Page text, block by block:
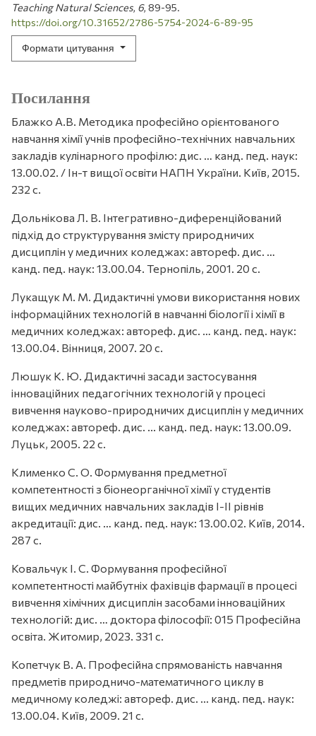
Teaching Natural Sciences, 6, 89-95.
https://doi.org/10.31652/2786-5754-2024-6-89-95
Формати цитування
Посилання
Блажко А.В. Методика професійно орієнтованого
навчання хімії учнів професійно-технічних навчальних
закладів кулінарного профілю: дис. … канд. пед. наук:
13.00.02. / Ін-т вищої освіти НАПН України. Київ, 2015.
232 с.
Дольнікова Л. В. Інтегративно-диференційований
підхід до структурування змісту природничих
дисциплін у медичних коледжах: автореф. дис. …
канд. пед. наук: 13.00.04. Тернопіль, 2001. 20 с.
Лукащук М. М. Дидактичні умови використання нових
інформаційних технологій в навчанні біології і хімії в
медичних коледжах: автореф. дис. … канд. пед. наук:
13.00.04. Вінниця, 2007. 20 с.
Люшук К. Ю. Дидактичні засади застосування
інноваційних педагогічних технологій у процесі
вивчення науково-природничих дисциплін у медичних
коледжах: автореф. дис. ... канд. пед. наук: 13.00.09.
Луцьк, 2005. 22 с.
Клименко С. О. Формування предметної
компетентності з біонеорганічної хімії у студентів
вищих медичних навчальних закладів І-ІІ рівнів
акредитації: дис. … канд. пед. наук: 13.00.02. Київ, 2014.
287 с.
Ковальчук І. С. Формування професійної
компетентності майбутніх фахівців фармації в процесі
вивчення хімічних дисциплін засобами інноваційних
технологій: дис. … доктора філософії: 015 Професійна
освіта. Житомир, 2023. 331 с.
Копетчук В. А. Професійна спрямованість навчання
предметів природничо-математичного циклу в
медичному коледжі: автореф. дис. ... канд. пед. наук:
13.00.04. Київ, 2009. 21 с.